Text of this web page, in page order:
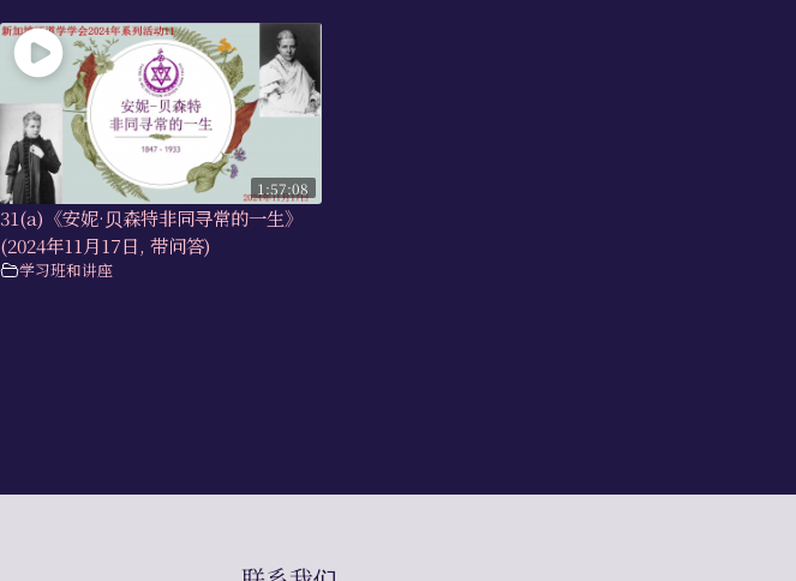
1:57:08
31(a)《安妮·⻉森特非同寻常的一生》
(2024年11月17日, 带问答)
学习班和讲座